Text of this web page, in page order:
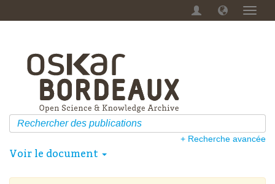
Menu
+ Recherche avancée
Voir le document